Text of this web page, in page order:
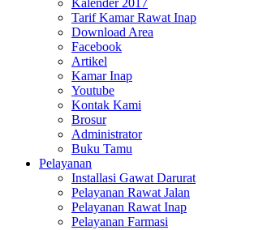
Tarif Kamar Rawat Inap
Download Area
Facebook
Artikel
Kamar Inap
Youtube
Kontak Kami
Brosur
Administrator
Buku Tamu
Pelayanan
Installasi Gawat Darurat
Pelayanan Rawat Jalan
Pelayanan Rawat Inap
Pelayanan Farmasi